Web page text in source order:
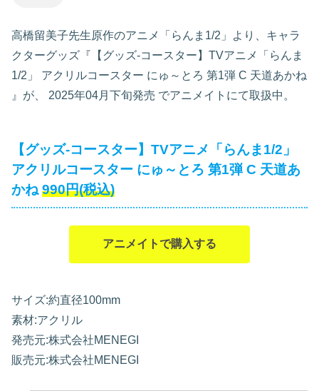
高橋留美子先生原作のアニメ「らんま1/2」より、キャラ
クターグッズ『【グッズ-コースター】TVアニメ「らんま
1/2」 アクリルコースター にゅ～とろ 第1弾 C 天道あかね
』が、
2025年04月下旬発売 でアニメイトにて取扱中。
【グッズ-コースター】TVアニメ「らんま1/2」
アクリルコースター にゅ～とろ 第1弾 C 天道あ
かね 990円(税込)
アニメイトで購入する
サイズ:約直径100mm
素材:アクリル
発売元:株式会社MENEGI
販売元:株式会社MENEGI